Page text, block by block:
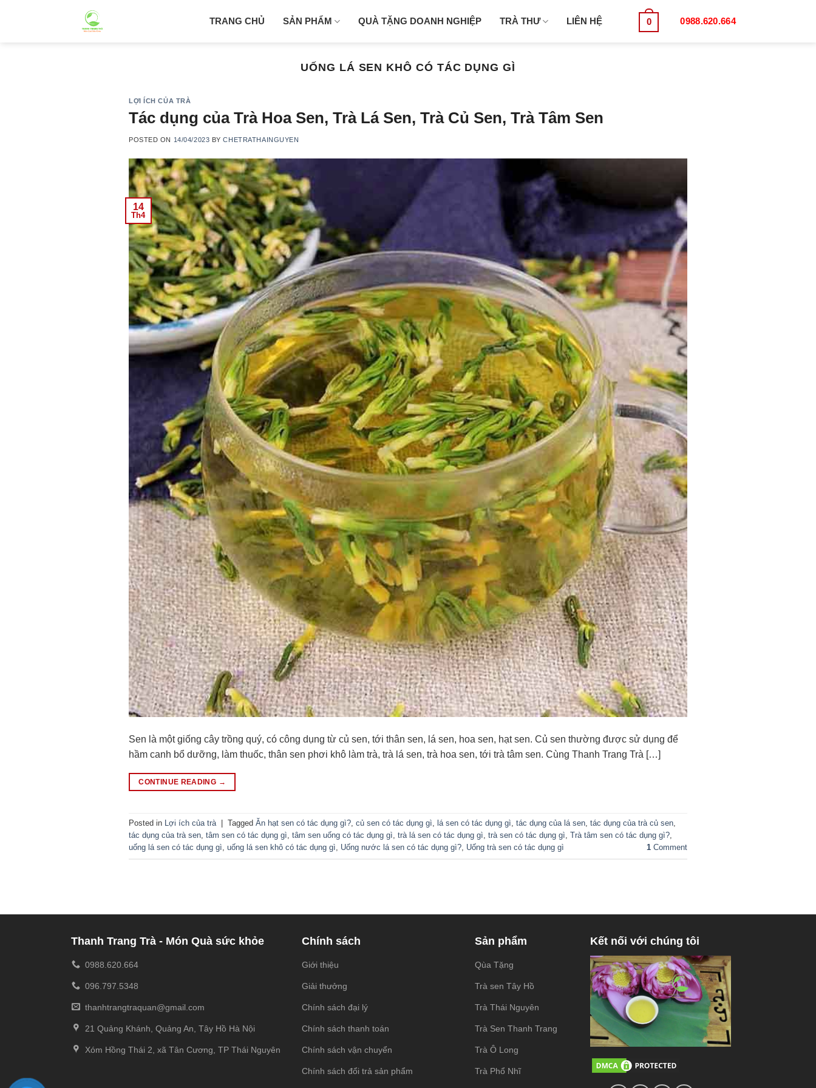
TRANG CHỦ SẢN PHẨM QUÀ TẶNG DOANH NGHIỆP TRÀ THƯ LIÊN HỆ 0 0988.620.664
UỐNG LÁ SEN KHÔ CÓ TÁC DỤNG GÌ
LỢI ÍCH CỦA TRÀ
Tác dụng của Trà Hoa Sen, Trà Lá Sen, Trà Củ Sen, Trà Tâm Sen
POSTED ON 14/04/2023 BYCHETRATHAINGUYEN
14
Th4
Sen là một giống cây trồng quý, có công dụng từ củ sen, tới thân sen, lá sen, hoa sen, hạt sen. Củ sen thường được sử dụng để
hầm canh bổ dưỡng, làm thuốc, thân sen phơi khô làm trà, trà lá sen, trà hoa sen, tới trà tâm sen. Cùng Thanh Trang Trà […]
CONTINUE READING →
Posted in Lợi ích của trà Tagged Ăn hạt sen có tác dụng gì? củ sen có tác dụng gì lá sen có tác dụng gì tác dụng của lá sen tác dụng của trà củ sen
tác dụng của trà sen tâm sen có tác dụng gì tâm sen uống có tác dụng gì trà lá sen có tác dụng gì trà sen có tác dụng gì Trà tâm sen có tác dụng gì?
uống lá sen có tác dụng gì uống lá sen khô có tác dụng gì Uống nước lá sen có tác dụng gì? Uống trà sen có tác dụng gì 1 Comment
Thanh Trang Trà - Món Quà sức khỏe
0988.620.664
096.797.5348
thanhtrangtraquan@gmail.com
21 Quảng Khánh, Quảng An, Tây Hồ Hà Nội
Xóm Hồng Thái 2, xã Tân Cương, TP Thái Nguyên
Chính sách
Giới thiệu
Giải thưởng
Chính sách đại lý
Chính sách thanh toán
Chính sách vận chuyển
Chính sách đổi trả sản phẩm
Sản phẩm
Qùa Tặng
Trà sen Tây Hồ
Trà Thái Nguyên
Trà Sen Thanh Trang
Trà Ô Long
Trà Phổ Nhĩ
Kết nối với chúng tôi